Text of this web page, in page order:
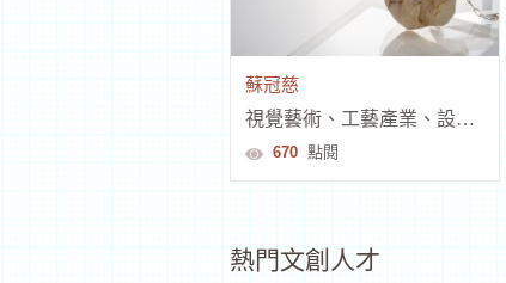
蘇冠慈
視覺藝術、工藝產業、設計品牌時尚
670 點閱
熱門文創人才